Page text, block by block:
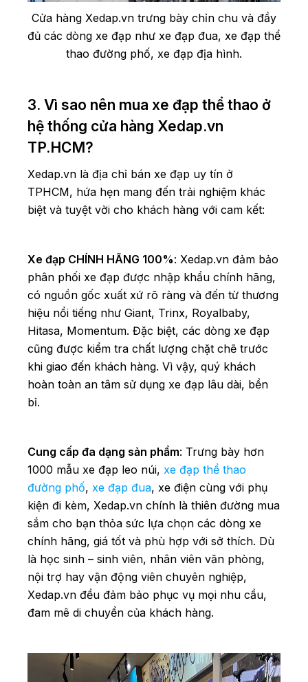
Cửa hàng Xedap.vn trưng bày chỉn chu và đầy
đủ các dòng xe đạp như xe đạp đua, xe đạp thể
thao đường phố, xe đạp địa hình.
3. Vì sao nên mua xe đạp thể thao ở
hệ thống cửa hàng Xedap.vn
TP.HCM?
Xedap.vn là địa chỉ bán xe đạp uy tín ở
TPHCM, hứa hẹn mang đến trải nghiệm khác
biệt và tuyệt vời cho khách hàng với cam kết:
Xe đạp CHÍNH HÃNG 100%: Xedap.vn đảm bảo
phân phối xe đạp được nhập khẩu chính hãng,
có nguồn gốc xuất xứ rõ ràng và đến từ thương
hiệu nổi tiếng như Giant, Trinx, Royalbaby,
Hitasa, Momentum. Đặc biệt, các dòng xe đạp
cũng được kiểm tra chất lượng chặt chẽ trước
khi giao đến khách hàng. Vì vậy, quý khách
hoàn toàn an tâm sử dụng xe đạp lâu dài, bền
bỉ.
Cung cấp đa dạng sản phẩm: Trưng bày hơn
1000 mẫu xe đạp leo núi, xe đạp thể thao
đường phố, xe đạp đua, xe điện cùng với phụ
kiện đi kèm, Xedap.vn chính là thiên đường mua
sắm cho bạn thỏa sức lựa chọn các dòng xe
chính hãng, giá tốt và phù hợp với sở thích. Dù
là học sinh – sinh viên, nhân viên văn phòng,
nội trợ hay vận động viên chuyên nghiệp,
Xedap.vn đều đảm bảo phục vụ mọi nhu cầu,
đam mê di chuyển của khách hàng.